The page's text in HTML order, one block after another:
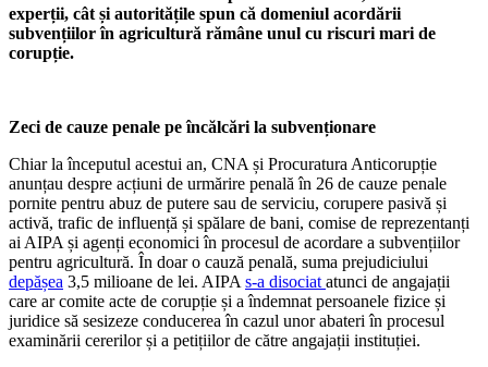
experții, cât și autoritățile spun că domeniul acordării
subvențiilor în agricultură rămâne unul cu riscuri mari de
corupție.
Zeci de cauze penale pe încălcări la subvenționare
Chiar la începutul acestui an, CNA și Procuratura Anticorupție
anunțau despre acțiuni de urmărire penală în 26 de cauze penale
pornite pentru abuz de putere sau de serviciu, corupere pasivă și
activă, trafic de influență și spălare de bani, comise de reprezentanți
ai AIPA și agenți economici în procesul de acordare a subvențiilor
pentru agricultură. În doar o cauză penală, suma prejudiciului
depășea 3,5 milioane de lei. AIPA s-a disociat atunci de angajații
care ar comite acte de corupție și a îndemnat persoanele fizice și
juridice să sesizeze conducerea în cazul unor abateri în procesul
examinării cererilor și a petițiilor de către angajații instituției.